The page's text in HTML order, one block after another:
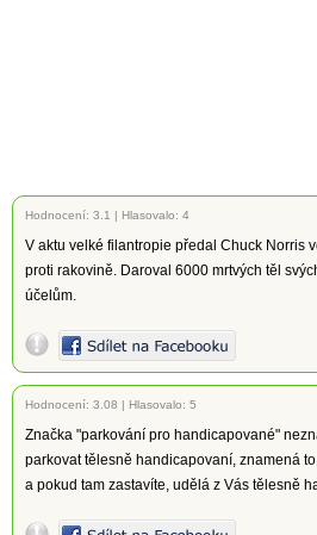
Hodnocení: 3.1 | Hlasovalo: 4
V aktu velké filantropie předal Chuck Norris
proti rakovině. Daroval 6000 mrtvých těl
účelům.
Hodnocení: 3.08 | Hlasovalo: 5
Značka "parkování pro handicapované"
parkovat tělesně handicapovaní, znamená
a pokud tam zastavíte, udělá z Vás tělesně